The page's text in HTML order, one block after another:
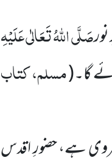
صَلَّی اللّٰہُ تَعَالٰی عَلَیْہِ
گا۔(مسلم، کتاب
ہے، حضورِ اقدس